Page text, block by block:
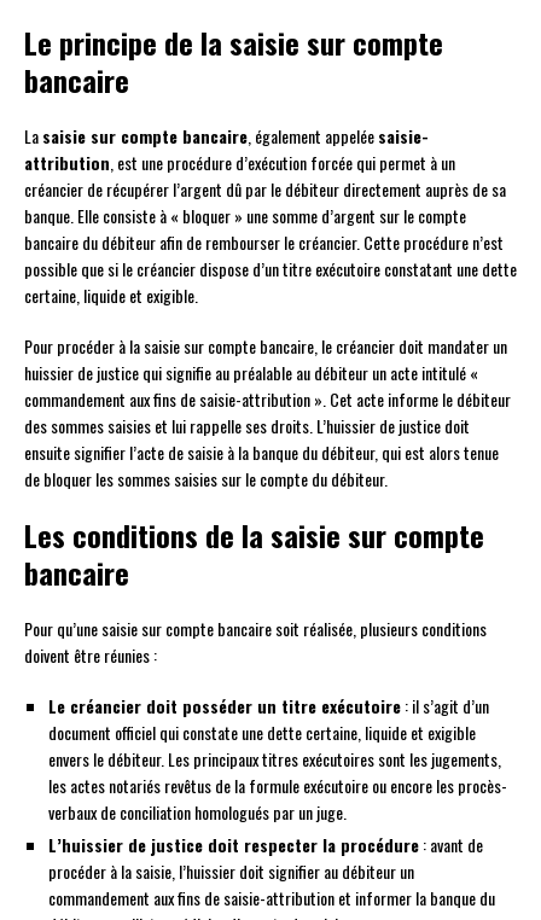
Le principe de la saisie sur compte
bancaire
Lasaisie sur compte bancaire , également appeléesaisie-
attribution , est une procédure d’exécution forcée qui permet à un
créancier de récupérer l’argent dû par le débiteur directement auprès de sa
banque. Elle consiste à « bloquer » une somme d’argent sur le compte
bancaire du débiteur afin de rembourser le créancier. Cette procédure n’est
possible que si le créancier dispose d’un titre exécutoire constatant une dette
certaine, liquide et exigible.
Pour procéder à la saisie sur compte bancaire, le créancier doit mandater un
huissier de justice qui signifie au préalable au débiteur un acte intitulé «
commandement aux fins de saisie-attribution ». Cet acte informe le débiteur
des sommes saisies et lui rappelle ses droits. L’huissier de justice doit
ensuite signifier l’acte de saisie à la banque du débiteur, qui est alors tenue
de bloquer les sommes saisies sur le compte du débiteur.
Les conditions de la saisie sur compte
bancaire
Pour qu’une saisie sur compte bancaire soit réalisée, plusieurs conditions
doivent être réunies :
Le créancier doit posséder un titre exécutoire: il s’agit d’un
document officiel qui constate une dette certaine, liquide et exigible
envers le débiteur. Les principaux titres exécutoires sont les jugements,
les actes notariés revêtus de la formule exécutoire ou encore les procès-
verbaux de conciliation homologués par un juge.
L’huissier de justice doit respecter la procédure: avant de
procéder à la saisie, l’huissier doit signifier au débiteur un
commandement aux fins de saisie-attribution et informer la banque du